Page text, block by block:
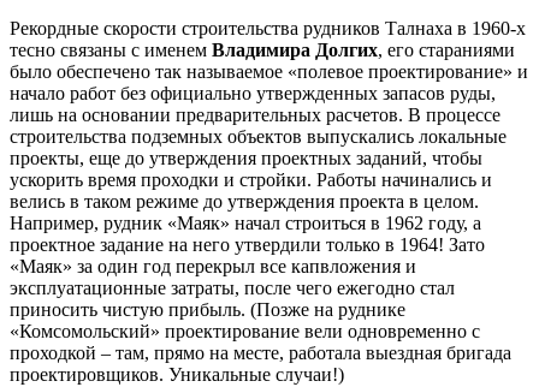
Рекордные скорости строительства рудников Талнаха в 1960-х
тесно связаны с именем Владимира Долгих, его стараниями
было обеспечено так называемое «полевое проектирование» и
начало работ без официально утвержденных запасов руды,
лишь на основании предварительных расчетов. В процессе
строительства подземных объектов выпускались локальные
проекты, еще до утверждения проектных заданий, чтобы
ускорить время проходки и стройки. Работы начинались и
велись в таком режиме до утверждения проекта в целом.
Например, рудник «Маяк» начал строиться в 1962 году, а
проектное задание на него утвердили только в 1964! Зато
«Маяк» за один год перекрыл все капвложения и
эксплуатационные затраты, после чего ежегодно стал
приносить чистую прибыль. (Позже на руднике
«Комсомольский» проектирование вели одновременно с
проходкой – там, прямо на месте, работала выездная бригада
проектировщиков. Уникальные случаи!)